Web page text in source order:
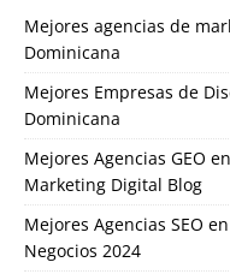
Mejores agencias de
Dominicana
Mejores Empresas de
Dominicana
Mejores Agencias GEO
Marketing Digital Blog
Mejores Agencias SEO
Negocios 2024